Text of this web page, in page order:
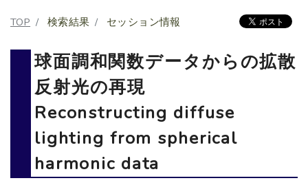
TOP 検索結果 セッション情報
球面調和関数データからの拡散
反射光の再現
Reconstructing diffuse
lighting from spherical
harmonic data